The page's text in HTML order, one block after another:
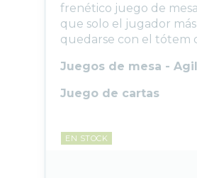
frenético juego de
que solo el jugador
quedarse con el tótem
Juegos de mesa -
Juego de cartas
EN STOCK